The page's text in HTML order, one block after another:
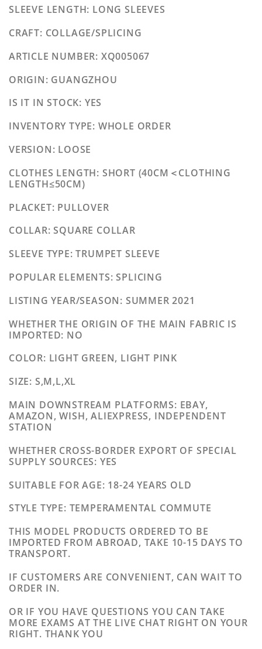
SLEEVE LENGTH: LONG SLEEVES
CRAFT: COLLAGE/SPLICING
ARTICLE NUMBER: XQ005067
ORIGIN: GUANGZHOU
IS IT IN STOCK: YES
INVENTORY TYPE: WHOLE ORDER
VERSION: LOOSE
CLOTHES LENGTH: SHORT (40CM＜CLOTHING
LENGTH≤50CM)
PLACKET: PULLOVER
COLLAR: SQUARE COLLAR
SLEEVE TYPE: TRUMPET SLEEVE
POPULAR ELEMENTS: SPLICING
LISTING YEAR/SEASON: SUMMER 2021
WHETHER THE ORIGIN OF THE MAIN FABRIC IS
IMPORTED: NO
COLOR: LIGHT GREEN, LIGHT PINK
SIZE: S,M,L,XL
MAIN DOWNSTREAM PLATFORMS: EBAY,
AMAZON, WISH, ALIEXPRESS, INDEPENDENT
STATION
WHETHER CROSS-BORDER EXPORT OF SPECIAL
SUPPLY SOURCES: YES
SUITABLE FOR AGE: 18-24 YEARS OLD
STYLE TYPE: TEMPERAMENTAL COMMUTE
THIS MODEL PRODUCTS ORDERED TO BE
IMPORTED FROM ABROAD, TAKE 10-15 DAYS TO
TRANSPORT.
IF CUSTOMERS ARE CONVENIENT, CAN WAIT TO
ORDER IN.
OR IF YOU HAVE QUESTIONS YOU CAN TAKE
MORE EXAMS AT THE LIVE CHAT RIGHT ON YOUR
RIGHT. THANK YOU